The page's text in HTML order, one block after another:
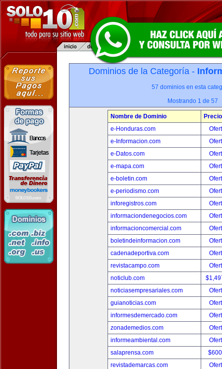
Dominios de la Categoría -
57 dominios en esta
Mostrando 1 de 57
Nombre de Dominio
Precio
e-Honduras.com
e-Informacion.com
e-Datos.com
e-mapa.com
e-boletin.com
e-periodismo.com
inforegistros.com
informaciondenegocios.com
informacioncomercial.com
boletindeinformacion.com
cadenadeportiva.com
revistacampo.com
noticlub.com
noticiasempresariales.com
guianoticias.com
informesdemercado.com
zonademedios.com
informeambiental.com
salaprensa.com
revistademarcas.com